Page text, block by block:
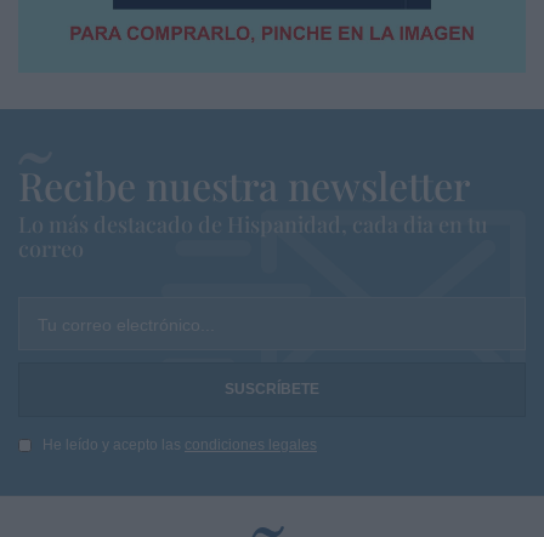
Recibe nuestra newsletter
Lo más destacado de Hispanidad, cada dia en tu
correo
Tu correo electrónico...
He leído y acepto las condiciones legales